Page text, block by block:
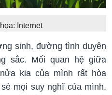
Internet
sinh, đường tình duyên
sắc. Mối quan hệ giữa
kia của mình rất hòa
mọi suy nghĩ của mình.